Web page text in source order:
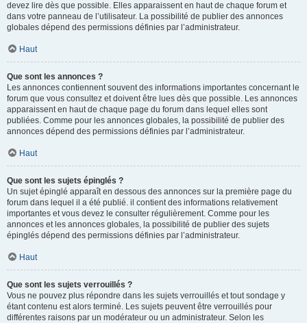
devez lire dès que possible. Elles apparaissent en haut de chaque forum et
dans votre panneau de l’utilisateur. La possibilité de publier des annonces
globales dépend des permissions définies par l’administrateur.
Haut
Que sont les annonces ?
Les annonces contiennent souvent des informations importantes concernant le
forum que vous consultez et doivent être lues dès que possible. Les annonces
apparaissent en haut de chaque page du forum dans lequel elles sont
publiées. Comme pour les annonces globales, la possibilité de publier des
annonces dépend des permissions définies par l’administrateur.
Haut
Que sont les sujets épinglés ?
Un sujet épinglé apparaît en dessous des annonces sur la première page du
forum dans lequel il a été publié. il contient des informations relativement
importantes et vous devez le consulter régulièrement. Comme pour les
annonces et les annonces globales, la possibilité de publier des sujets
épinglés dépend des permissions définies par l’administrateur.
Haut
Que sont les sujets verrouillés ?
Vous ne pouvez plus répondre dans les sujets verrouillés et tout sondage y
étant contenu est alors terminé. Les sujets peuvent être verrouillés pour
différentes raisons par un modérateur ou un administrateur. Selon les